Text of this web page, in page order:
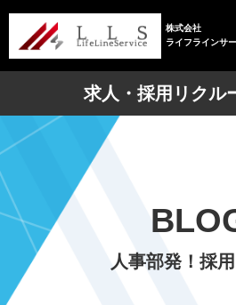
株式会社
ライフラインサ
求人・採用リクル
人事部発！採